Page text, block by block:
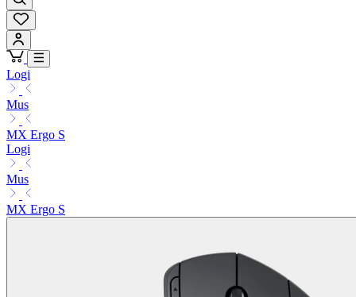
Logi
Mus
MX Ergo S
Logi
Mus
MX Ergo S